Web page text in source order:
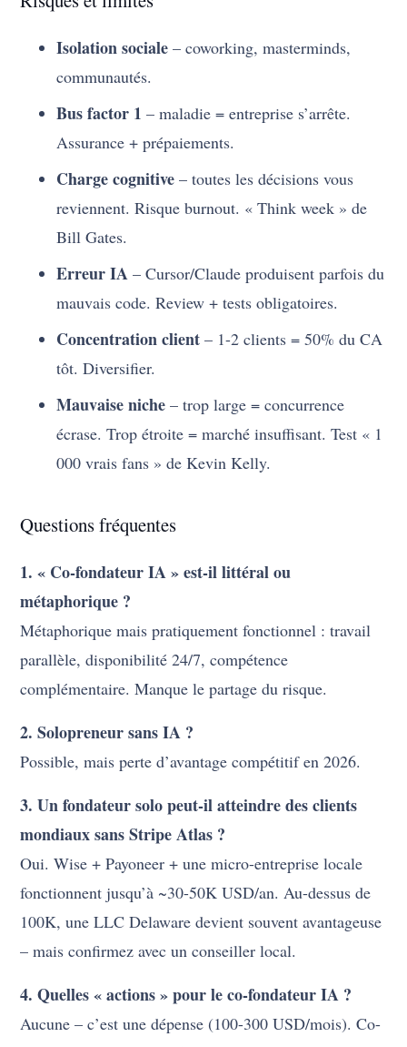
Isolation sociale – coworking, masterminds,
communautés.
Bus factor 1 – maladie = entreprise s’arrête.
Assurance + prépaiements.
Charge cognitive – toutes les décisions vous
reviennent. Risque burnout. « Think week » de
Bill Gates.
Erreur IA – Cursor/Claude produisent parfois du
mauvais code. Review + tests obligatoires.
Concentration client – 1-2 clients = 50% du CA
tôt. Diversifier.
Mauvaise niche – trop large = concurrence
écrase. Trop étroite = marché insuffisant. Test « 1
000 vrais fans » de Kevin Kelly.
Questions fréquentes
1. « Co-fondateur IA » est-il littéral ou
métaphorique ?
Métaphorique mais pratiquement fonctionnel : travail
parallèle, disponibilité 24/7, compétence
complémentaire. Manque le partage du risque.
2. Solopreneur sans IA ?
Possible, mais perte d’avantage compétitif en 2026.
3. Un fondateur solo peut-il atteindre des clients
mondiaux sans Stripe Atlas ?
Oui. Wise + Payoneer + une micro-entreprise locale
fonctionnent jusqu’à ~30-50K USD/an. Au-dessus de
100K, une LLC Delaware devient souvent avantageuse
– mais confirmez avec un conseiller local.
4. Quelles « actions » pour le co-fondateur IA ?
Aucune – c’est une dépense (100-300 USD/mois). Co-